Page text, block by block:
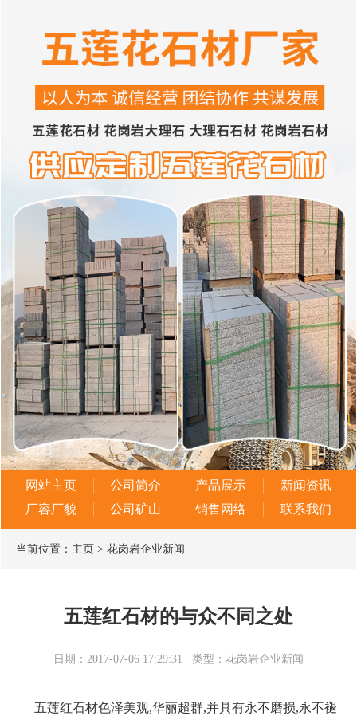
网站主页 公司简介 产品展示
新闻资讯
厂容厂貌
公司矿山 销售网络 联系我们
当前位置： 主页 > 花岗岩企业新闻
五莲红石材的与众不同之处
日期：2017-07-06 17:29:31 类型：花岗岩企业新闻
五莲红石材色泽美观,华丽超群,并具有永不磨损,永不褪